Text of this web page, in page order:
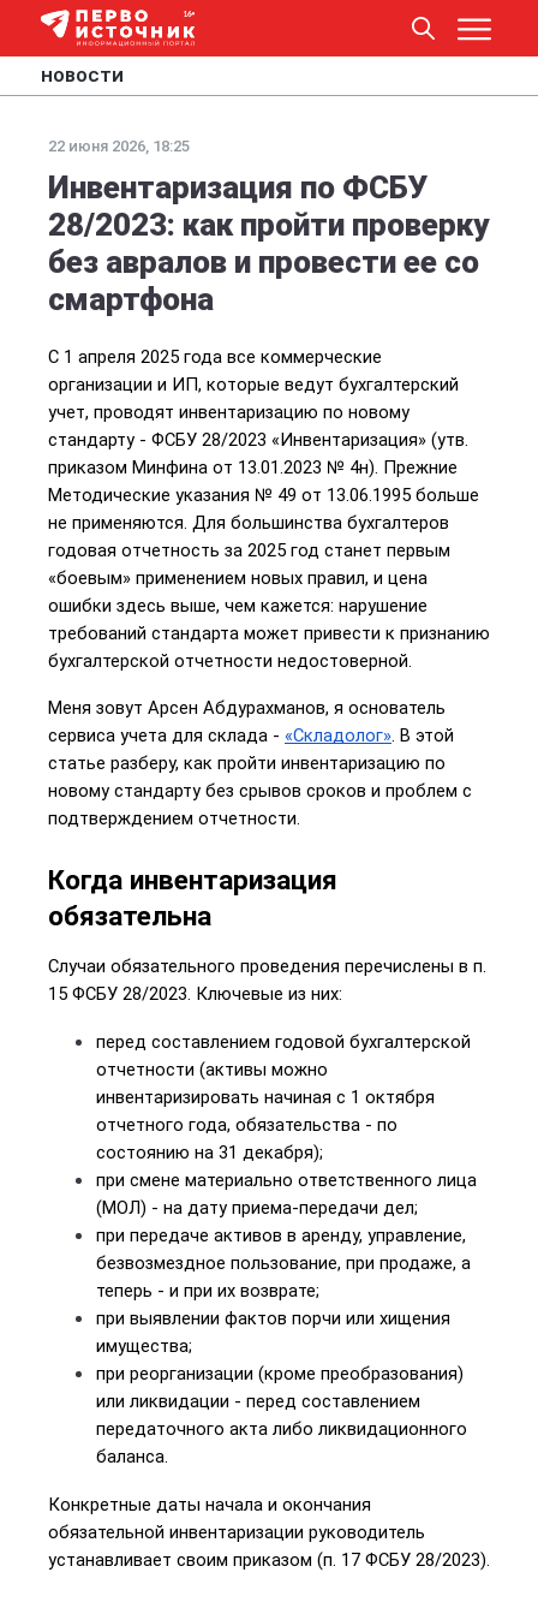
НОВОСТИ
22 июня 2026, 18:25
Инвентаризация по ФСБУ
28/2023: как пройти проверку
без авралов и провести ее со
смартфона
С 1 апреля 2025 года все коммерческие
организации и ИП, которые ведут бухгалтерский
учет, проводят инвентаризацию по новому
стандарту - ФСБУ 28/2023 «Инвентаризация» (утв.
приказом Минфина от 13.01.2023 № 4н). Прежние
Методические указания № 49 от 13.06.1995 больше
не применяются. Для большинства бухгалтеров
годовая отчетность за 2025 год станет первым
«боевым» применением новых правил, и цена
ошибки здесь выше, чем кажется: нарушение
требований стандарта может привести к признанию
бухгалтерской отчетности недостоверной.
Меня зовут Арсен Абдурахманов, я основатель
сервиса учета для склада - «Складолог». В этой
статье разберу, как пройти инвентаризацию по
новому стандарту без срывов сроков и проблем с
подтверждением отчетности.
Когда инвентаризация
обязательна
Случаи обязательного проведения перечислены в п.
15 ФСБУ 28/2023. Ключевые из них:
перед составлением годовой бухгалтерской
отчетности (активы можно
инвентаризировать начиная с 1 октября
отчетного года, обязательства - по
состоянию на 31 декабря);
при смене материально ответственного лица
(МОЛ) - на дату приема-передачи дел;
при передаче активов в аренду, управление,
безвозмездное пользование, при продаже, а
теперь - и при их возврате;
при выявлении фактов порчи или хищения
имущества;
при реорганизации (кроме преобразования)
или ликвидации - перед составлением
передаточного акта либо ликвидационного
баланса.
Конкретные даты начала и окончания
обязательной инвентаризации руководитель
устанавливает своим приказом (п. 17 ФСБУ 28/2023).